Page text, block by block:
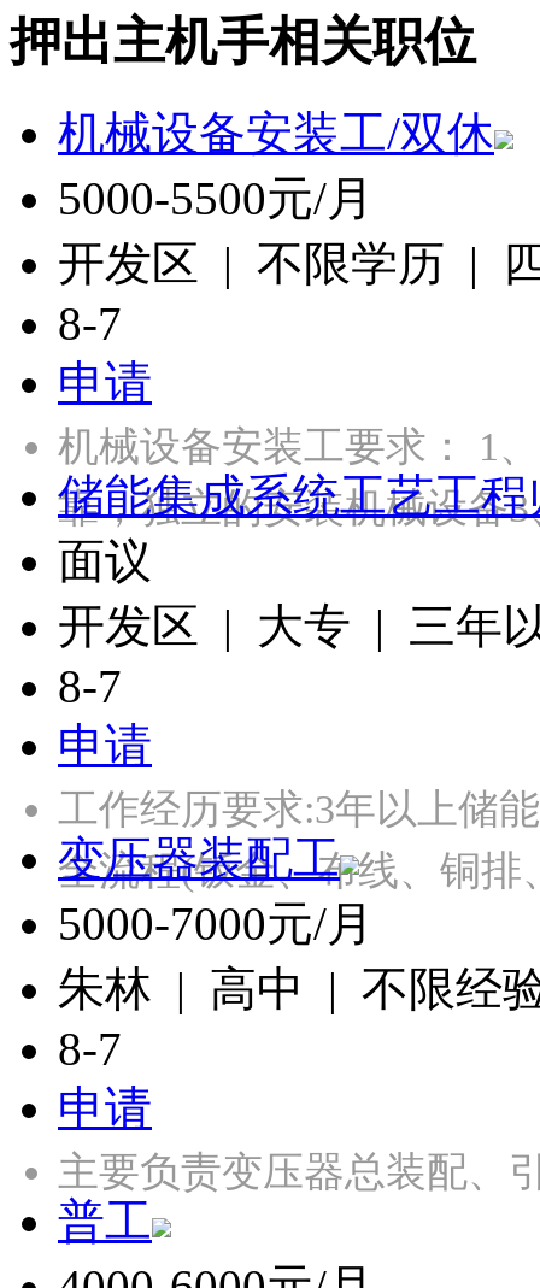
押出主机手相关职位
机械设备安装工/双休
5000-5500元/月
开发区 | 不限学历 |
8-7
申请
机械设备安装工要求： 1
靠，独立的安装机械设
储能集成系统工艺工程
面议
开发区 | 大专 | 三年
8-7
申请
工作经历要求:3年以上储
全流程(钣金、布线、铜
变压器装配工
5000-7000元/月
朱林 | 高中 | 不限经
8-7
申请
主要负责变压器总装配
普工